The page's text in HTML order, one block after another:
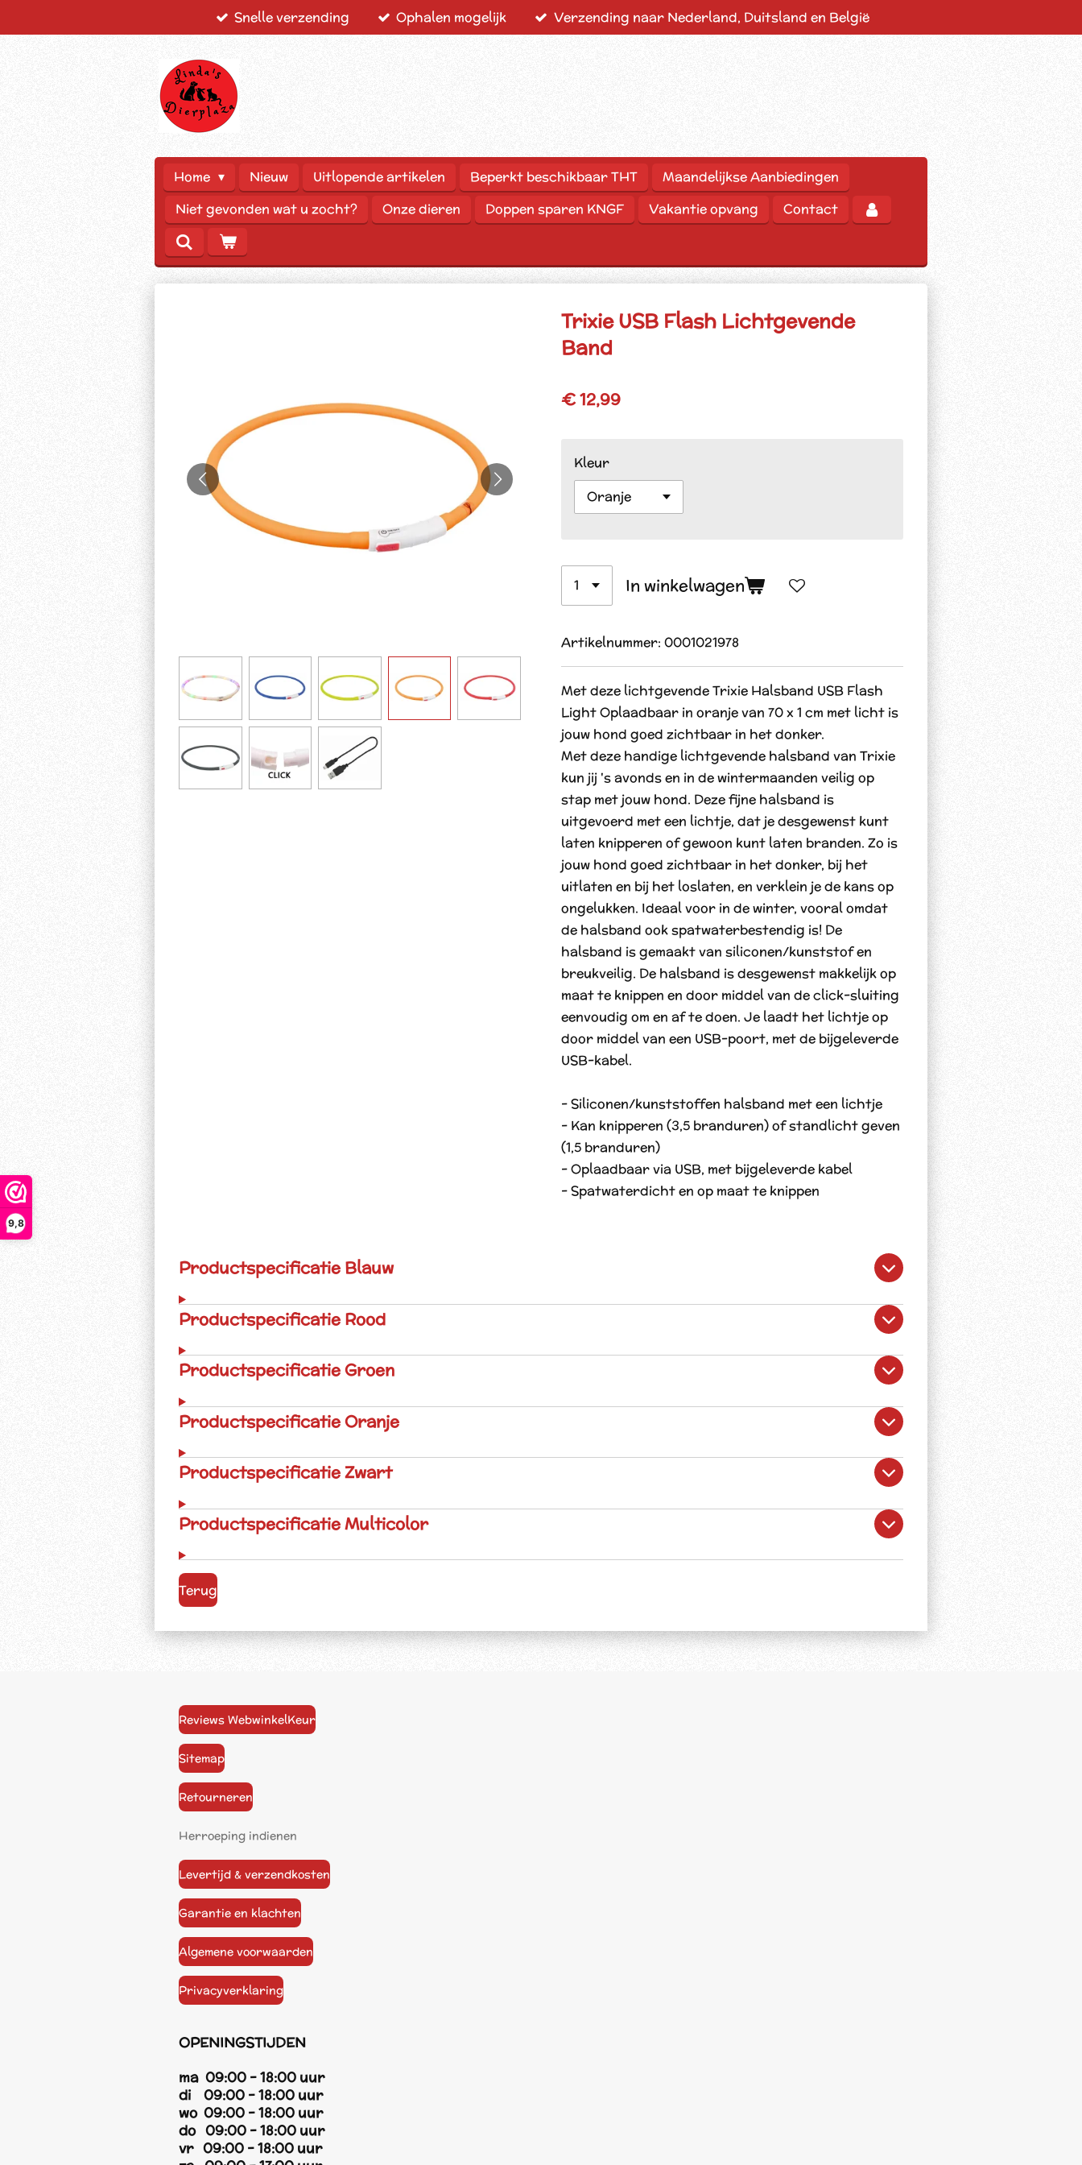
9,8
Snelle verzending Ophalen mogelijk Verzending naar Nederland, Duitsland en België
Home Nieuw Uitlopende artikelen Beperkt beschikbaar THT
Maandelijkse Aanbiedingen
Niet gevonden wat u zocht?
Onze dieren Doppen sparen KNGF Vakantie opvang Contact
Trixie USB Flash Lichtgevende
Band
€ 12,99
Kleur
In winkelwagen
Artikelnummer: 0001021978
Met deze lichtgevende Trixie Halsband USB Flash
Light Oplaadbaar in oranje van 70 x 1 cm met licht is
jouw hond goed zichtbaar in het donker.
Met deze handige lichtgevende halsband van Trixie
kun jij 's avonds en in de wintermaanden veilig op
stap met jouw hond. Deze fijne halsband is
uitgevoerd met een lichtje, dat je desgewenst kunt
laten knipperen of gewoon kunt laten branden. Zo is
jouw hond goed zichtbaar in het donker, bij het
uitlaten en bij het loslaten, en verklein je de kans op
ongelukken. Ideaal voor in de winter, vooral omdat
de halsband ook spatwaterbestendig is! De
halsband is gemaakt van siliconen/kunststof en
breukveilig. De halsband is desgewenst makkelijk op
maat te knippen en door middel van de click-sluiting
eenvoudig om en af te doen. Je laadt het lichtje op
door middel van een USB-poort, met de bijgeleverde
USB-kabel.
- Siliconen/kunststoffen halsband met een lichtje
- Kan knipperen (3,5 branduren) of standlicht geven
(1,5 branduren)
- Oplaadbaar via USB, met bijgeleverde kabel
- Spatwaterdicht en op maat te knippen
Productspecificatie Blauw
Productspecificatie Rood
Productspecificatie Groen
Productspecificatie Oranje
Productspecificatie Zwart
Productspecificatie Multicolor
Terug
Reviews WebwinkelKeur
Sitemap
Retourneren
Herroeping indienen
Levertijd & verzendkosten
Garantie en klachten
Algemene voorwaarden
Privacyverklaring
OPENINGSTIJDEN
ma 09:00 - 18:00 uur
di 09:00 - 18:00 uur
wo 09:00 - 18:00 uur
do 09:00 - 18:00 uur
vr 09:00 - 18:00 uur